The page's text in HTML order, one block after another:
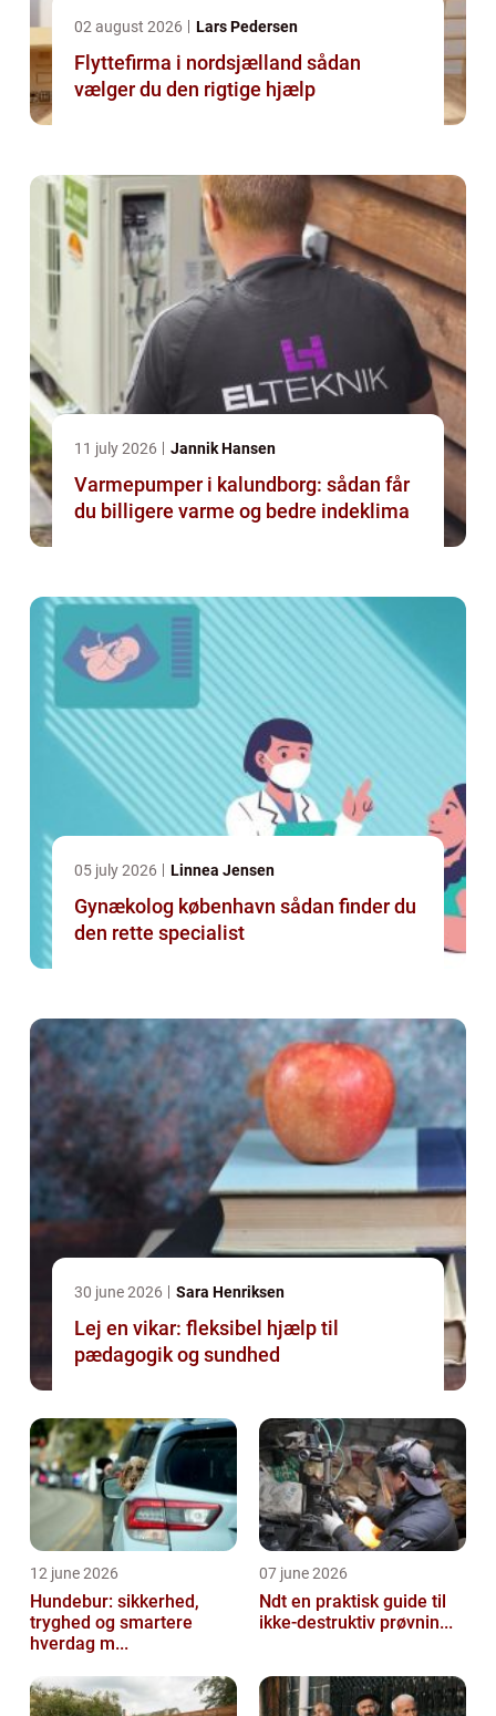
02 august 2026 Lars Pedersen
Flyttefirma i nordsjælland sådan
vælger du den rigtige hjælp
11 july 2026 Jannik Hansen
Varmepumper i kalundborg: sådan får
du billigere varme og bedre indeklima
05 july 2026 Linnea Jensen
Gynækolog københavn sådan finder du
den rette specialist
30 june 2026 Sara Henriksen
Lej en vikar: fleksibel hjælp til
pædagogik og sundhed
12 june 2026
Hundebur: sikkerhed,
tryghed og smartere
hverdag m...
07 june 2026
Ndt en praktisk guide til
ikke-destruktiv prøvnin...